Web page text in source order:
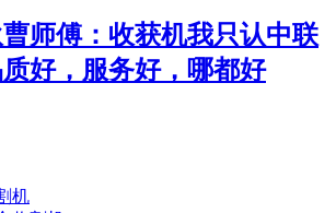
师傅：收获机我只认中联
好，服务好，哪都好
机